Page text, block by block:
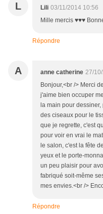
L Lili 03/11/2014 10:56
Mille mercis ♥♥♥
Répondre
A anne catherine 27/
Bonjour,<br /> Merci
j'aime bien occuper
la main pour
des ciseaux pour le
que je regrette, c'est
pour voir en vrai le
le salon, c'est la fête
yeux et le porte-
un peu plaisir pour
fabriqué soit-même
mes envies.<br />
Répondre